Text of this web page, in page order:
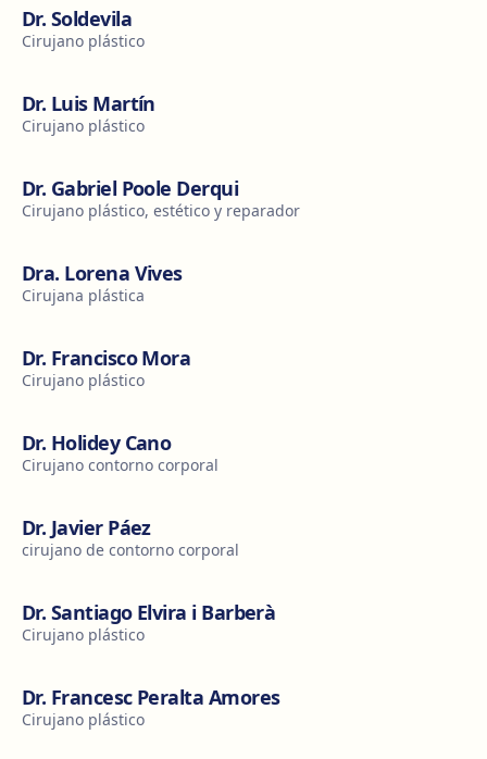
Dr. Soldevila
Cirujano plástico
Dr. Luis Martín
Cirujano plástico
Dr. Gabriel Poole Derqui
Cirujano plástico, estético y reparador
Dra. Lorena Vives
Cirujana plástica
Dr. Francisco Mora
Cirujano plástico
Dr. Holidey Cano
Cirujano contorno corporal
Dr. Javier Páez
cirujano de contorno corporal
Dr. Santiago Elvira i Barberà
Cirujano plástico
Dr. Francesc Peralta Amores
Cirujano plástico